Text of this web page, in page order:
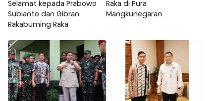
Selamat kepada Prabowo
Subianto dan Gibran
Rakabuming Raka
Raka di Pura
Mangkunegaran